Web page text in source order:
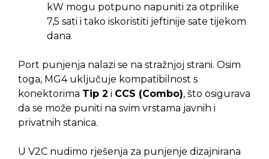
kW mogu potpuno napuniti za otprilike
7,5 sati i tako iskoristiti jeftinije sate tijekom
dana.
Port punjenja nalazi se na stražnjoj strani. Osim
toga, MG4 uključuje kompatibilnost s
konektorima Tip 2 i CCS (Combo), što osigurava
da se može puniti na svim vrstama javnih i
privatnih stanica.
U V2C nudimo rješenja za punjenje dizajnirana